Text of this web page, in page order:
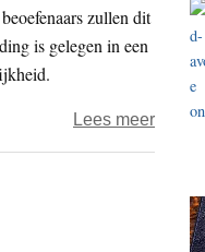
i
t
zullen dit
is gelegen in een
Lees meerover